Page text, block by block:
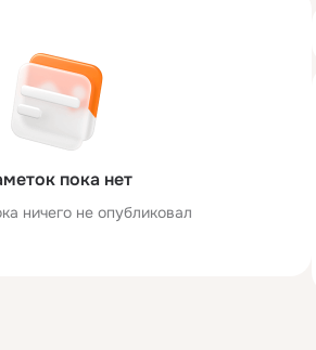
пока нет
ничего не опубликовал